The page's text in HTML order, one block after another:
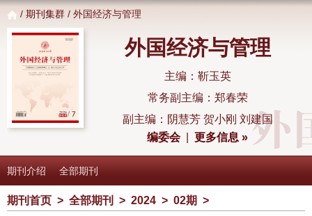
/ 期刊集群 / 外国经济与管理
外国经济与管理
主编：靳玉英
常务副主编：郑春荣
副主编：阴慧芳 贺小刚 刘建国
编委会|更多信息 »
期刊介绍 全部期刊
期刊首页 > 全部期刊 > 2024 > 02期 >